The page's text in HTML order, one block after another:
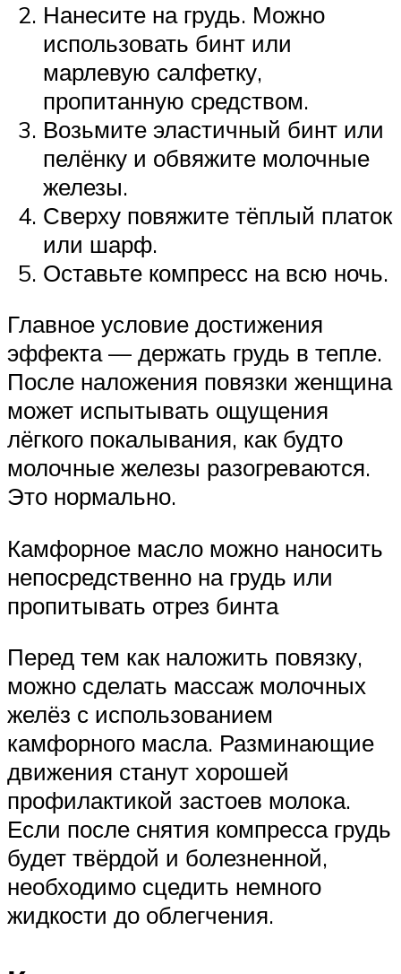
Нанесите на грудь. Можно
использовать бинт или
марлевую салфетку,
пропитанную средством.
Возьмите эластичный бинт или
пелёнку и обвяжите молочные
железы.
Сверху повяжите тёплый платок
или шарф.
Оставьте компресс на всю ночь.
Главное условие достижения
эффекта — держать грудь в тепле.
После наложения повязки женщина
может испытывать ощущения
лёгкого покалывания, как будто
молочные железы разогреваются.
Это нормально.
Камфорное масло можно наносить
непосредственно на грудь или
пропитывать отрез бинта
Перед тем как наложить повязку,
можно сделать массаж молочных
желёз с использованием
камфорного масла. Разминающие
движения станут хорошей
профилактикой застоев молока.
Если после снятия компресса грудь
будет твёрдой и болезненной,
необходимо сцедить немного
жидкости до облегчения.